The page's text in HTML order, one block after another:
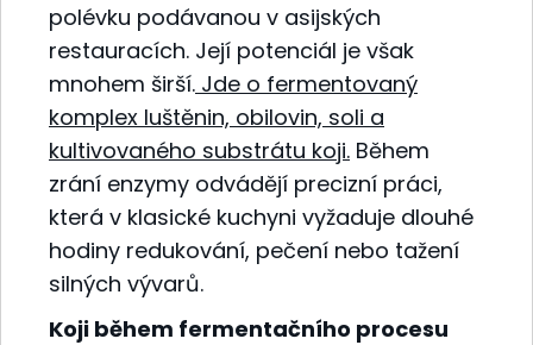
polévku podávanou v asijských
restauracích. Její potenciál je však
mnohem širší. Jde o fermentovaný
komplex luštěnin, obilovin, soli a
kultivovaného substrátu koji. Během
zrání enzymy odvádějí precizní práci,
která v klasické kuchyni vyžaduje dlouhé
hodiny redukování, pečení nebo tažení
silných vývarů.
Koji během fermentačního procesu